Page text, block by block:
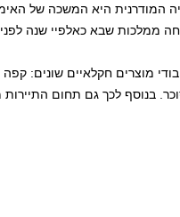
המודרנית היא המשכה של
ממלכות שבא כאלפיי שנה
מוצרים חקלאיים שונים:
בנוסף לכך גם תחום